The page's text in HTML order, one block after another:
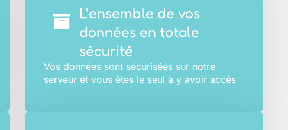
L'ensemble de vos
données en totale
sécurité
Vos données sont sécurisées sur notre
serveur et vous êtes le seul à y avoir accès